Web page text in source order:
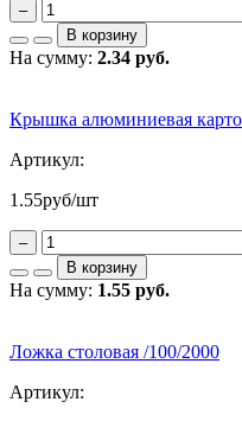
–
В корзину
На сумму: 2.34 руб.
Крышка алюминиевая
Артикул:
1.55руб/шт
–
В корзину
На сумму: 1.55 руб.
Ложка столовая /100/2000
Артикул: